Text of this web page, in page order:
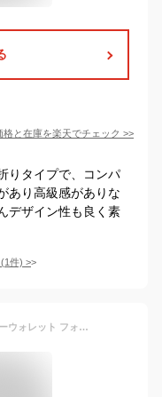
格と在庫を楽天でチェック >>
りタイプで、コンパ
あり高級感がありな
デザイン性も良く素
(1件) >
【新品】 ルイヴィトン 長財布 ジッピーウォレット フォールフォーユー モノグラム ベージュ ブラウン ルイヴィトン ラウンドファスナー長財布 LOUIS VUITTON ルイヴィトン 財布 レディース メンズ ラウンドジップ ロングウォレット ブランド プレゼント 限定品